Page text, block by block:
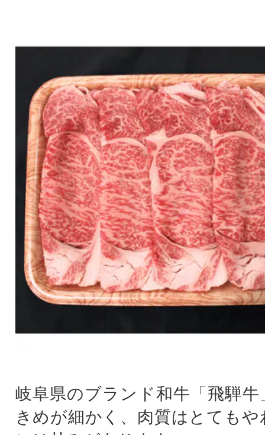
岐阜県のブランド和牛「飛騨牛
きめが細かく、肉質はとても